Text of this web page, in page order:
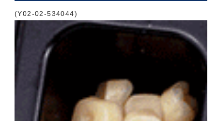
歯科関連機器
術野撮影キット
3D実体顕微鏡
お問い合わせ
(Y02-02-534044)